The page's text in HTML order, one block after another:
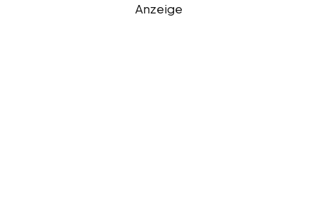
Anzeige